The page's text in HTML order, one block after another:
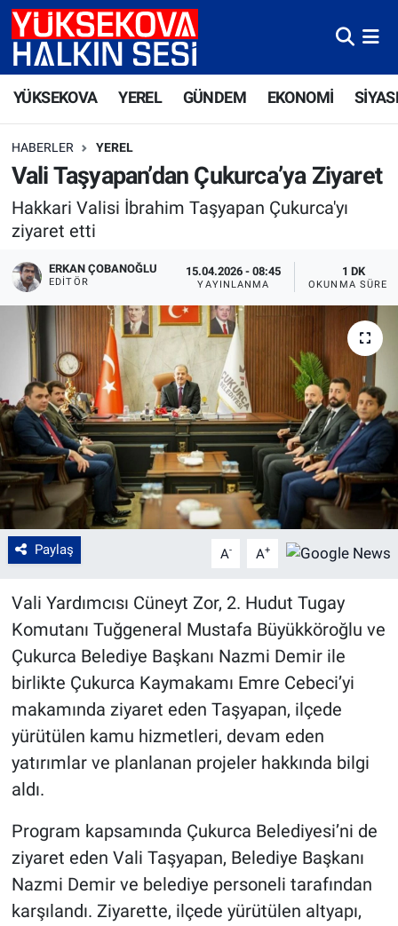
YÜKSEKOVA YEREL GÜNDEM EKONOMİ
HABERLER YEREL
Vali Taşyapan’dan Çukurca’ya Ziyaret
Hakkari Valisi İbrahim Taşyapan Çukurca'yı
ziyaret etti
ERKAN ÇOBANOĞLU
EDITÖR
15.04.2026 - 08:45
YAYINLANMA
1 DK
OKUNMA SÜRESI
Paylaş A- A+
Vali Yardımcısı Cüneyt Zor, 2. Hudut Tugay
Komutanı Tuğgeneral Mustafa Büyükköroğlu ve
Çukurca Belediye Başkanı Nazmi Demir ile
birlikte Çukurca Kaymakamı Emre Cebeci’yi
makamında ziyaret eden Taşyapan, ilçede
yürütülen kamu hizmetleri, devam eden
yatırımlar ve planlanan projeler hakkında bilgi
aldı.
Program kapsamında Çukurca Belediyesi’ni de
ziyaret eden Vali Taşyapan, Belediye Başkanı
Nazmi Demir ve belediye personeli tarafından
karşılandı. Ziyarette, ilçede yürütülen altyapı,
Yüksekova Nöbetçi Eczaneler
Süper Lig Puan Durumu ve Fikstür
Haber Arşivi